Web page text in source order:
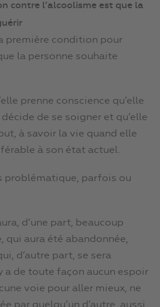
contre l’alcoolisme est que la
première condition pour
la personne souhaite
prenne conscience qu’elle
de se soigner et qu’elle
à savoir la vie quand elle
à son état actuel.
problématique, parfois ou
d’une part, beaucoup
qui aura été abandonnée,
d’autre part, se sera
a de toute façon aucun espoir
voie pour aller mieux, ne